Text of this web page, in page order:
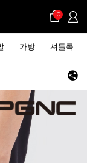
0
가방 셔틀콕